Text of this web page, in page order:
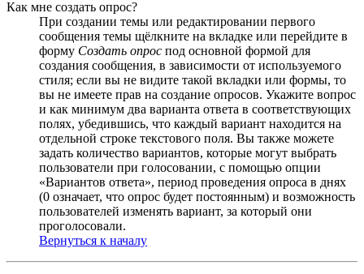
Как мне создать опрос?
При создании темы или редактировании первого
сообщения темы щёлкните на вкладке или перейдите в
форму Создать опрос под основной формой для
создания сообщения, в зависимости от используемого
стиля; если вы не видите такой вкладки или формы, то
вы не имеете прав на создание опросов. Укажите вопрос
и как минимум два варианта ответа в соответствующих
полях, убедившись, что каждый вариант находится на
отдельной строке текстового поля. Вы также можете
задать количество вариантов, которые могут выбрать
пользователи при голосовании, с помощью опции
«Вариантов ответа», период проведения опроса в днях
(0 означает, что опрос будет постоянным) и возможность
пользователей изменять вариант, за который они
проголосовали.
Вернуться к началу